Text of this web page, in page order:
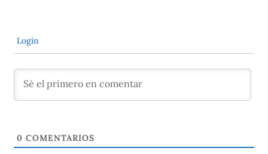
Login
0 COMENTARIOS